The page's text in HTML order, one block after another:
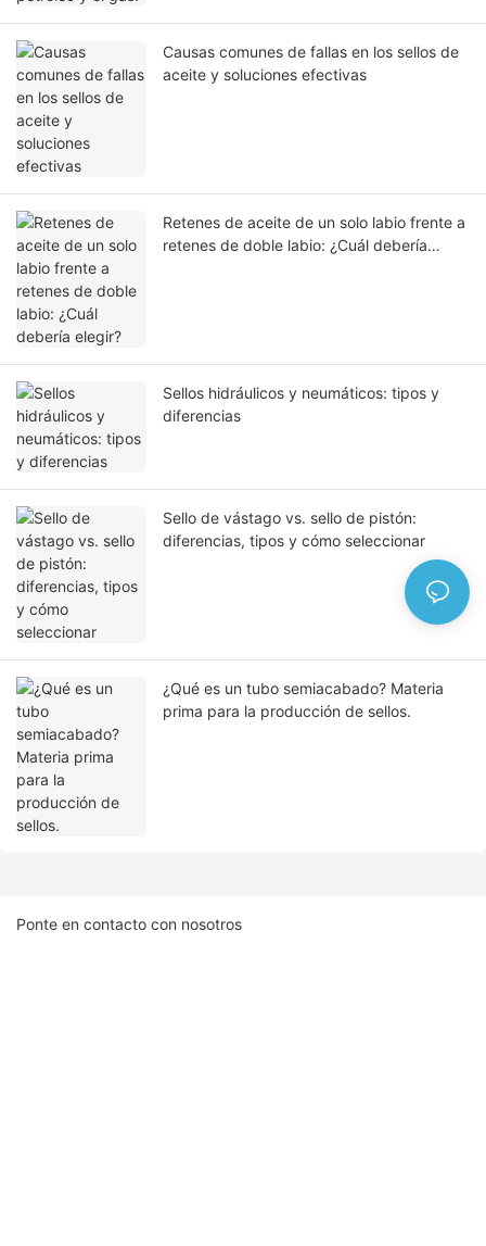
Causas comunes de fallas en los sellos de
aceite y soluciones efectivas
Retenes de aceite de un solo labio frente a
retenes de doble labio: ¿Cuál debería
Sellos hidráulicos y neumáticos: tipos y
diferencias
Sello de vástago vs. sello de pistón:
diferencias, tipos y cómo seleccionar
¿Qué es un tubo semiacabado? Materia
prima para la producción de sellos.
Ponte en contacto con nosotros